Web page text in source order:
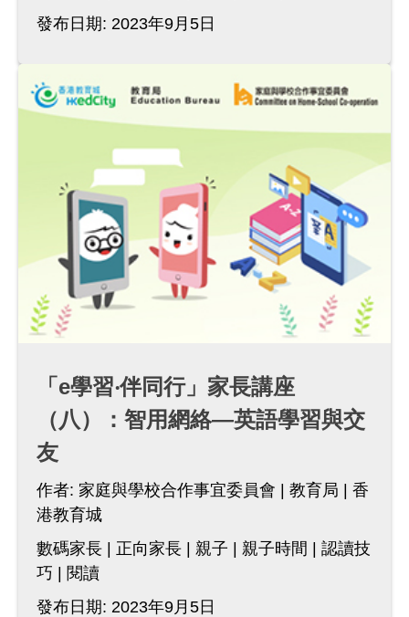
發布日期: 2023年9月5日
「e學習‧伴同行」家長講座
（八）：智用網絡—英語學習與交
友
作者: 家庭與學校合作事宜委員會 教育局
香
港教育城
數碼家長
正向家長 親子 親子時間
認讀技
巧
閱讀
發布日期: 2023年9月5日